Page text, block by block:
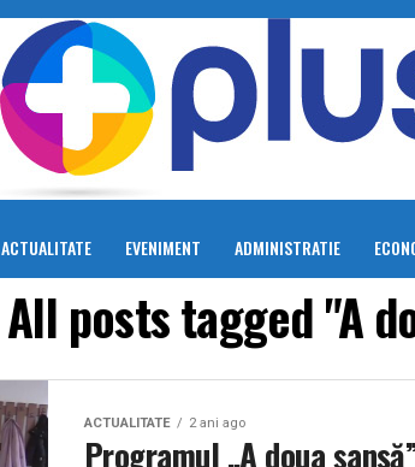
ACTUALITATE EVENIMENT ADMINISTRATIE
All posts tagged "A
ACTUALITATE 2 ani ago
Programul ,,A doua